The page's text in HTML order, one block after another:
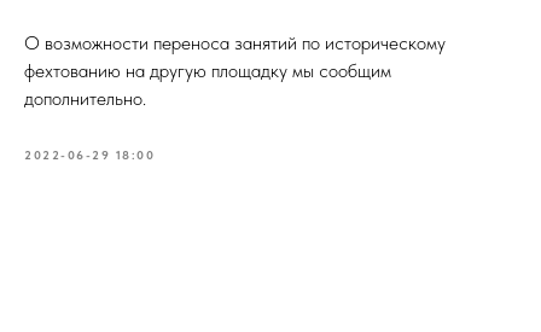
О возможности переноса занятий по историческому
фехтованию на другую площадку мы сообщим
дополнительно.
2022-06-29 18:00